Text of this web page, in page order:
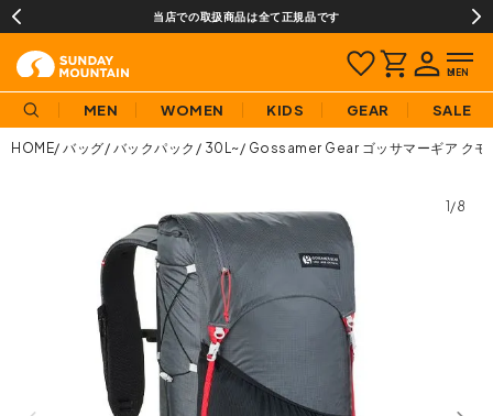
当店での取扱商品は全て正規品です
MEN WOMEN KIDS GEAR SALE
HOME バッグ バックパック 30L~ Gossamer Gear ゴッサマーギア クモ
1/8